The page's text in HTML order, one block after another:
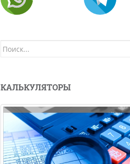
Поиск
КАЛЬКУЛЯТОРЫ